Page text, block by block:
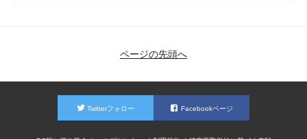
ページの先頭へ
Twitterフォロー Facebookページ